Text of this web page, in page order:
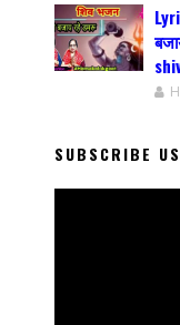
SUBSCRIBE US